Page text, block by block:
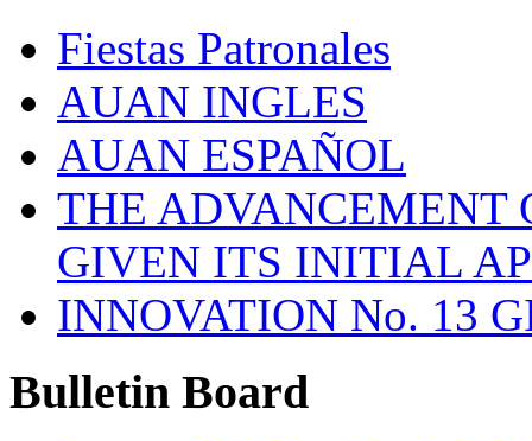
Fiestas Patronales
AUAN INGLES
AUAN ESPAÑOL
THE ADVANCEMENT
GIVEN ITS INITIAL
INNOVATION No. 13
Bulletin Board